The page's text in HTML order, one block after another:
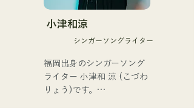
└EPを携え、卒論と並行し
ながら全国ツアー「せいの
└ツアーファイナルは2月
18日に地元長崎で、大学の
同期バンドと主催イベント
として開催した。
している。
「KBCラジオ ホークス中継
が採用された。
サウンドハウスとTuneCore
小津和涼
シンガーソングライター
福岡出身のシンガーソング
ライター 小津和 涼 (こづわ
りょう)です。